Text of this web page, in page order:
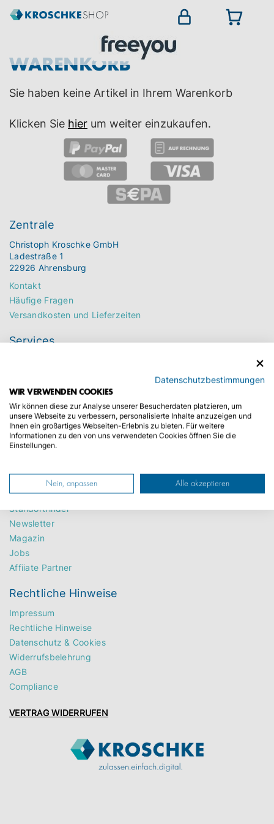
WARENKORB
Sie haben keine Artikel in Ihrem Warenkorb
Klicken Sie hier um weiter einzukaufen.
Zentrale
Christoph Kroschke GmbH
Ladestraße 1
22926 Ahrensburg
Kontakt
Häufige Fragen
Versandkosten und Lieferzeiten
Services
Saisonzulassung
Kurzzeitkennzeichen
Autotransport
Branchenlösungen
Wichtige Links
Über Uns
Standortfinder
Newsletter
Magazin
Jobs
Affiiate Partner
Rechtliche Hinweise
Impressum
Rechtliche Hinweise
Datenschutz & Cookies
Widerrufsbelehrung
AGB
Compliance
VERTRAG WIDERRUFEN
Datenschutzbestimmungen
WIR VERWENDEN COOKIES
Wir können diese zur Analyse unserer Besucherdaten platzieren, um
unsere Webseite zu verbessern, personalisierte Inhalte anzuzeigen und
Ihnen ein großartiges Webseiten-Erlebnis zu bieten. Für weitere
Informationen zu den von uns verwendeten Cookies öffnen Sie die
Einstellungen.
Nein, anpassen Alle akzeptieren